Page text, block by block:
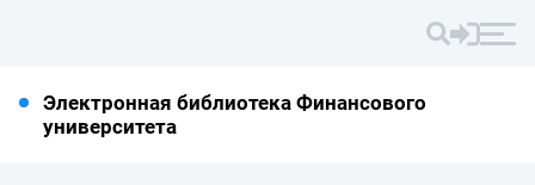
Электронная библиотека Финансового
университета